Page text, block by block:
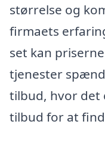
størrelse og
firmaets
set kan
tjenester
tilbud, hvor det
tilbud for at